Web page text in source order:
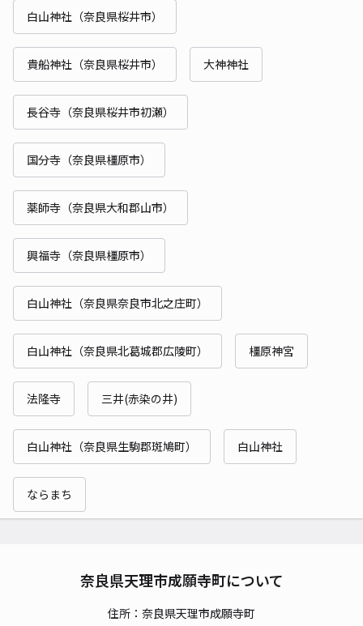
白山神社（奈良県桜井市）
貴船神社（奈良県桜井市） 大神神社
長谷寺（奈良県桜井市初瀬）
国分寺（奈良県橿原市）
薬師寺（奈良県大和郡山市）
興福寺（奈良県橿原市）
白山神社（奈良県奈良市北之庄町）
白山神社（奈良県北葛城郡広陵町） 橿原神宮
法隆寺 三井(赤染の井)
白山神社（奈良県生駒郡斑鳩町） 白山神社
ならまち
奈良県天理市成願寺町について
住所：奈良県天理市成願寺町